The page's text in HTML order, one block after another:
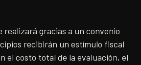
gracias a un convenio
recibirán un estímulo fiscal
el costo total de la evaluación, el